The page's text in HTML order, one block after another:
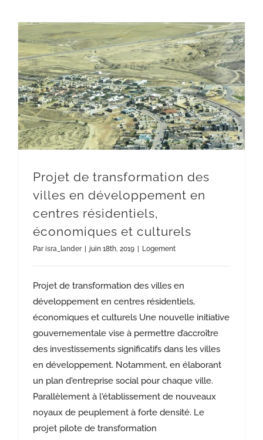
Projet de transformation des
villes en développement en
centres résidentiels,
économiques et culturels
Parisra_lander juin 18th, 2019 Logement
Projet de transformation des villes en
développement en centres résidentiels,
économiques et culturels Une nouvelle initiative
gouvernementale vise à permettre d’accroître
des investissements significatifs dans les villes
en développement. Notamment, en élaborant
un plan d'entreprise social pour chaque ville.
Parallèlement à l'établissement de nouveaux
noyaux de peuplement à forte densité. Le
projet pilote de transformation